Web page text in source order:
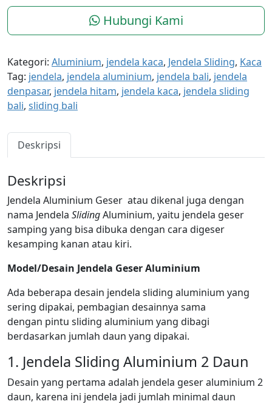
Hubungi Kami
Kategori: Aluminium, jendela kaca, Jendela Sliding, Kaca
Tag: jendela, jendela aluminium, jendela bali, jendela
denpasar, jendela hitam, jendela kaca, jendela sliding
bali, sliding bali
Deskripsi
Deskripsi
Jendela Aluminium Geser atau dikenal juga dengan
nama Jendela SlidingAluminium, yaitu jendela geser
samping yang bisa dibuka dengan cara digeser
kesamping kanan atau kiri.
Model/Desain Jendela Geser Aluminium
Ada beberapa desain jendela sliding aluminium yang
sering dipakai, pembagian desainnya sama
dengan pintu sliding aluminium yang dibagi
berdasarkan jumlah daun yang dipakai.
1. Jendela Sliding Aluminium 2 Daun
Desain yang pertama adalah jendela geser aluminium 2
daun, karena ini jendela jadi jumlah minimal daun